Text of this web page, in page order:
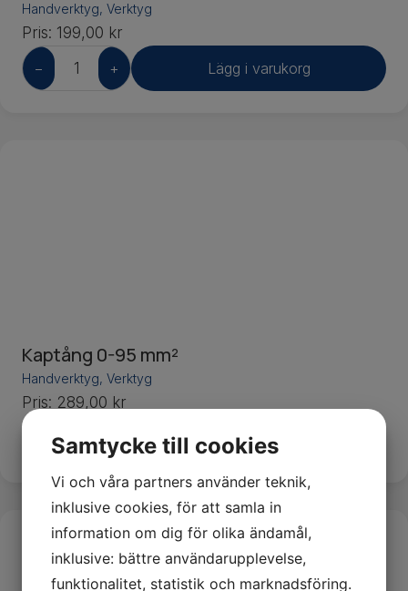
Handverktyg, Verktyg
Pris: 199,00 kr
−
+ Lägg i varukorg
Kaptång 0-95 mm²
Handverktyg, Verktyg
Pris: 289,00 kr
+ Lägg i varukorg
Samtycke till cookies
Vi och våra partners använder teknik,
inklusive cookies, för att samla in
information om dig för olika ändamål,
inklusive: bättre användarupplevelse,
funktionalitet, statistik och marknadsföring.